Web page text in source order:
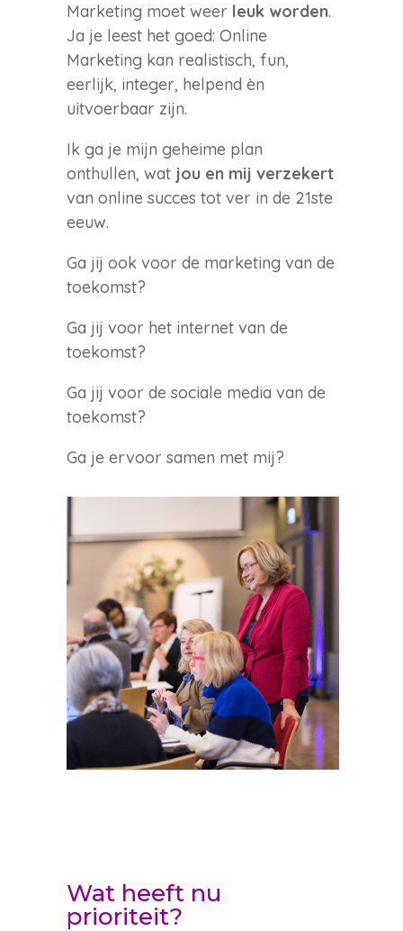
Marketing moet weer leuk worden.
Ja je leest het goed: Online
Marketing kan realistisch, fun,
eerlijk, integer, helpend èn
uitvoerbaar zijn.
Ik ga je mijn geheime plan
onthullen, wat jou en mij verzekert
van online succes tot ver in de 21ste
eeuw.
Ga jij ook voor de marketing van de
toekomst?
Ga jij voor het internet van de
toekomst?
Ga jij voor de sociale media van de
toekomst?
Ga je ervoor samen met mij?
Wat heeft nu
prioriteit?